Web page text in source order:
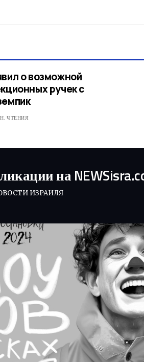
о возможной
ручек с
ЧТЕНИЯ
на
ИЗРАИЛЯ